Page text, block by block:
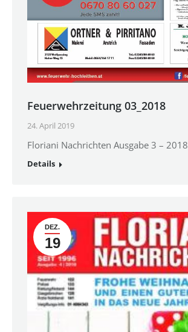
Feuerwehrzeitung 03_2018
24. April 2019
Floriani Nachrichten Ausgabe 3 – 2018
Details
DEZ.
19